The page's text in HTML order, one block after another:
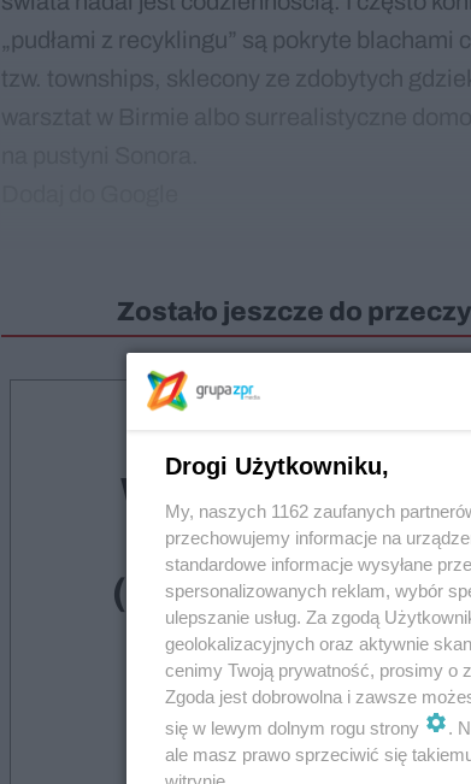
„pudłami z recyklingu” są pokryte blachami
tzw. townships, sklecony ze zdobytych
Zostało jeszcze do
Wydanie
cyfrowe
(dostawa
Poczta
Polska)
Drogi Użytkowniku,
My, naszych 1162 zaufanych
przechowujemy informacje na
standardowe informacje wysyłane
spersonalizowanych reklam, wybór
ulepszanie usług. Za zgodą
geolokalizacyjnych oraz aktywnie
cenimy Twoją prywatność, prosimy o
Zgoda jest dobrowolna i zawsze
się w lewym dolnym rogu strony
.
ale masz prawo sprzeciwić się